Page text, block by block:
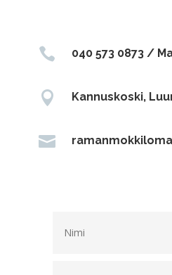
 040 573 0873 /
 Kannuskoski,
